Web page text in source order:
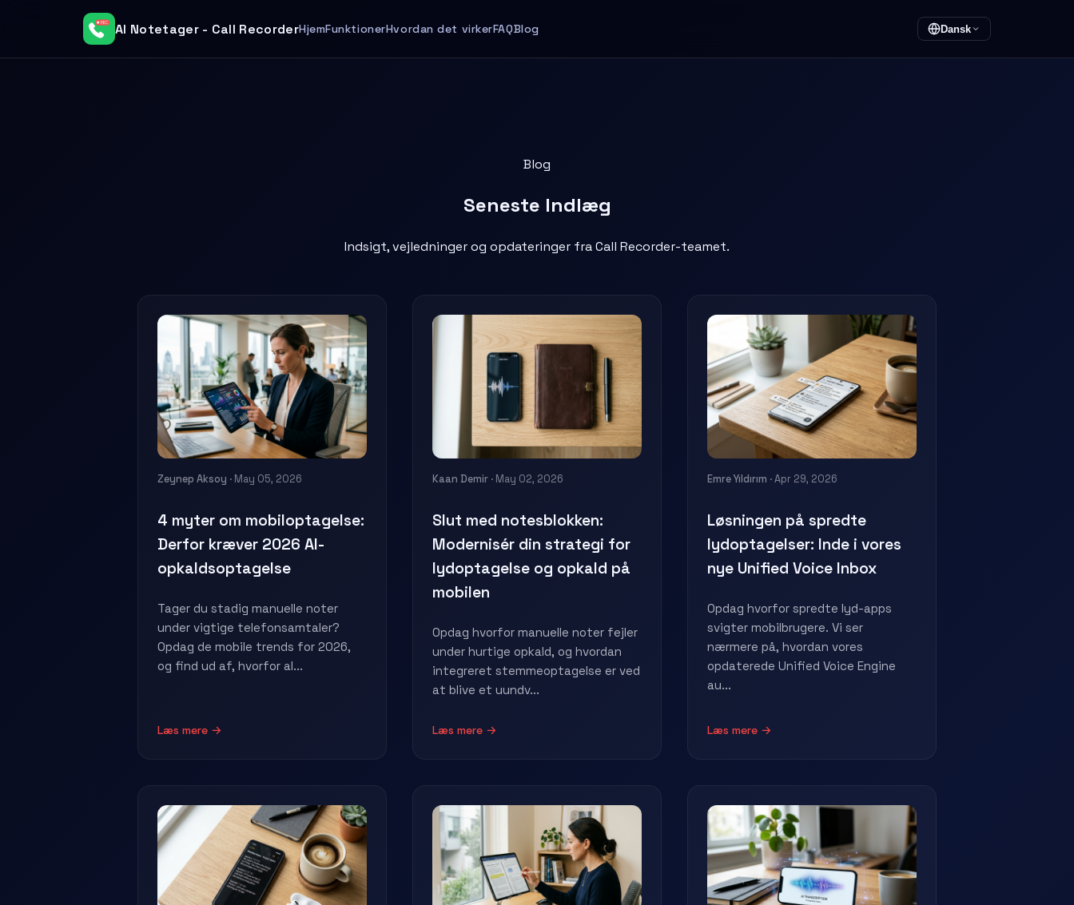
AI Notetager - Call RecorderHjemFunktionerHvordan det virkerFAQBlog Dansk
Blog
Seneste Indlæg
Indsigt, vejledninger og opdateringer fra Call Recorder-teamet.
Zeynep Aksoy · May 05, 2026
4 myter om mobiloptagelse:
Derfor kræver 2026 AI-
opkaldsoptagelse
Tager du stadig manuelle noter
under vigtige telefonsamtaler?
Opdag de mobile trends for 2026,
og find ud af, hvorfor al...
Læs mere →
Kaan Demir · May 02, 2026
Slut med notesblokken:
Modernisér din strategi for
lydoptagelse og opkald på
mobilen
Opdag hvorfor manuelle noter fejler
under hurtige opkald, og hvordan
integreret stemmeoptagelse er ved
at blive et uundv...
Læs mere →
Emre Yıldırım · Apr 29, 2026
Løsningen på spredte
lydoptagelser: Inde i vores
nye Unified Voice Inbox
Opdag hvorfor spredte lyd-apps
svigter mobilbrugere. Vi ser
nærmere på, hvordan vores
opdaterede Unified Voice Engine
au...
Læs mere →